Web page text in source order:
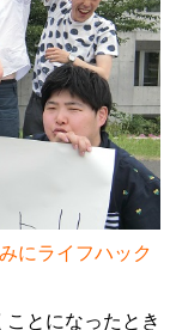
にライフハック
とになったとき